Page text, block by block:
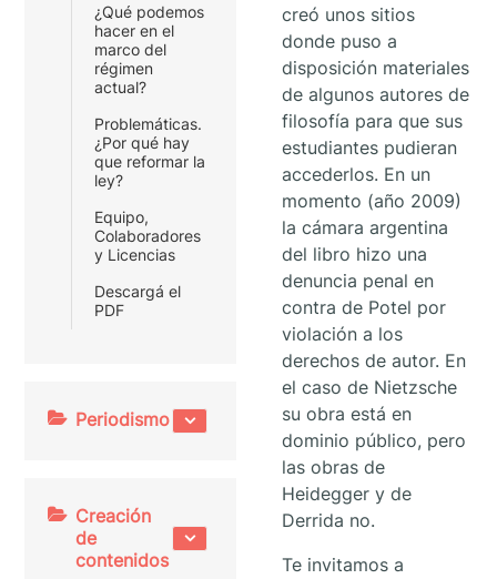
¿Qué podemos
hacer en el
marco del
régimen
actual?
Problemáticas.
¿Por qué hay
que reformar la
ley?
Equipo,
Colaboradores
y Licencias
Descargá el
PDF
Periodismo
Creación
de
contenidos
creó unos sitios
donde puso a
disposición materiales
de algunos autores de
filosofía para que sus
estudiantes pudieran
accederlos. En un
momento (año 2009)
la cámara argentina
del libro hizo una
denuncia penal en
contra de Potel por
violación a los
derechos de autor. En
el caso de Nietzsche
su obra está en
dominio público, pero
las obras de
Heidegger y de
Derrida no.
Te invitamos a